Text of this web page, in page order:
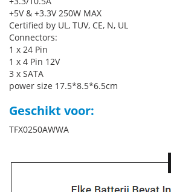
+5V & +3.3V 250W MAX
Certified by UL, TUV, CE, N, UL
Connectors:
1 x 24 Pin
1 x 4 Pin 12V
3 x SATA
power size 17.5*8.5*6.5cm
Geschikt voor:
TFX0250AWWA